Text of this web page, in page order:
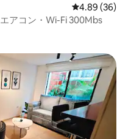
レビュー36
4.89 (36)
アコン・Wi-Fi 300Mbs